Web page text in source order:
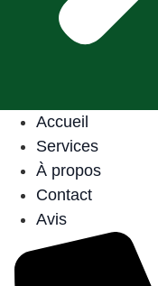
Accueil
Services
À propos
Contact
Avis